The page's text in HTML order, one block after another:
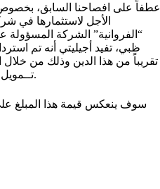
عطفاً على افصاحنا السابق،
الأجل لاستثمارها في
“الفروانية” الشركة
تقريباً من هذا الدين وذلك من خلال
تــمويل مــــشــــروع ريــــــم مــــــــول.
سوف ينعكس قيمة هذا المبلغ على